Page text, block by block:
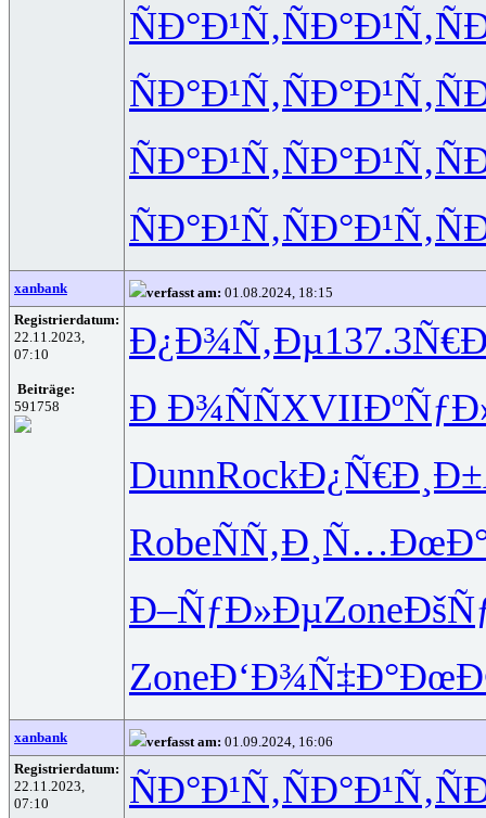
ÑÐ°Ð¹Ñ‚ÑÐ°Ð¹Ñ‚
ÑÐ°Ð¹Ñ‚ÑÐ°Ð¹Ñ‚
ÑÐ°Ð¹Ñ‚ÑÐ°Ð¹Ñ‚
ÑÐ°Ð¹Ñ‚ÑÐ°Ð¹Ñ‚
xanbank verfasst am: 01.08.2024, 18:15
Registrierdatum:
22.11.2023,
07:10
Beiträge:
591758
Ð¿Ð¾Ñ‚Ðµ137.3
Ð Ð¾ÑÑXVII
DunnRockÐ¿Ñ€Ð¸Ð±
RobeÑÑ‚Ð¸Ñ…
Ð–ÑƒÐ»ÐµZone
ZoneÐ‘Ð¾Ñ‡Ð°
xanbank verfasst am: 01.09.2024, 16:06
Registrierdatum:
22.11.2023,
07:10
ÑÐ°Ð¹Ñ‚ÑÐ°Ð¹Ñ‚